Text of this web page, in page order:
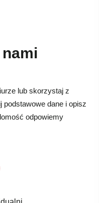
lub skorzystaj z
podstawowe dane i opisz
odpowiemy